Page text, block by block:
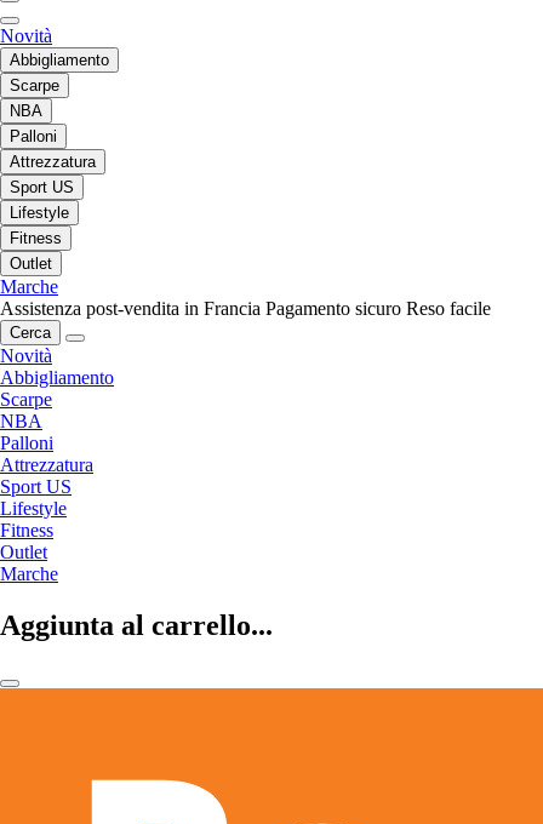
Novità
Abbigliamento
Scarpe
NBA
Palloni
Attrezzatura
Sport US
Lifestyle
Fitness
Outlet
Marche
Assistenza post-vendita in Francia Pagamento sicuro Reso facile
Cerca
Novità
Abbigliamento
Scarpe
NBA
Palloni
Attrezzatura
Sport US
Lifestyle
Fitness
Outlet
Marche
Aggiunta al carrello...